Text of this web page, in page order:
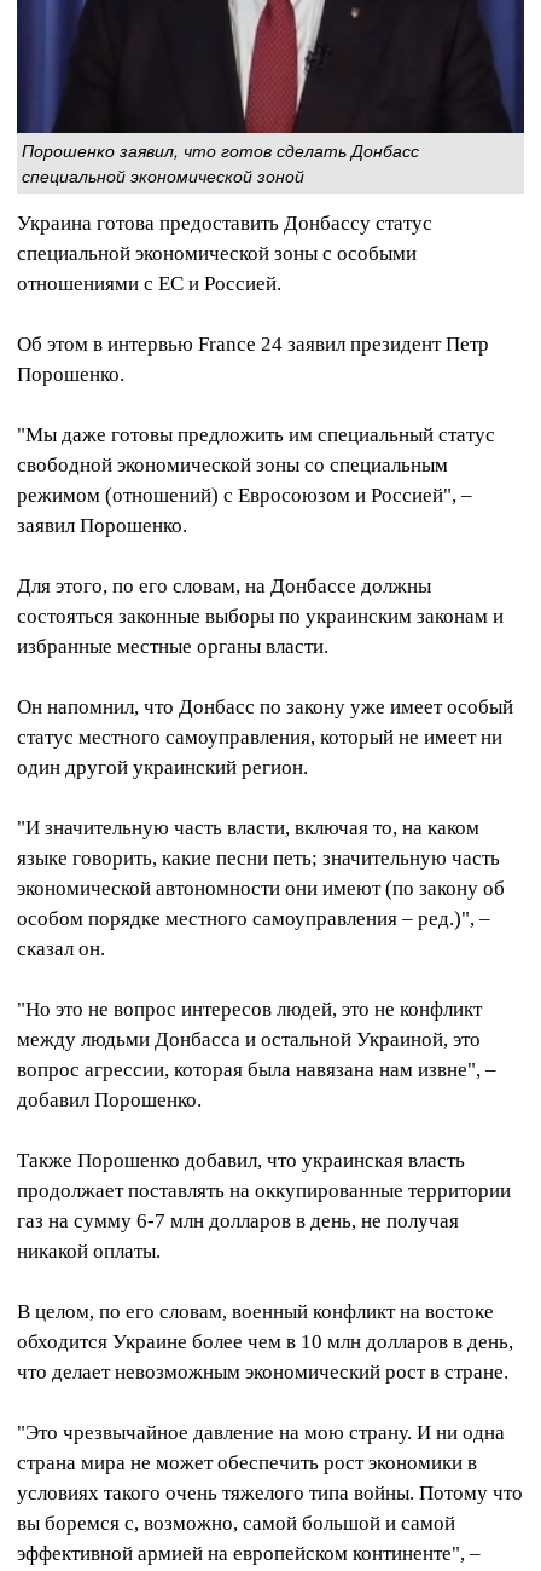
Порошенко заявил, что готов сделать Донбасс
специальной экономической зоной
Украина готова предоставить Донбассу статус
специальной экономической зоны с особыми
отношениями с ЕС и Россией.
Об этом в интервью France 24 заявил президент Петр
Порошенко.
"Мы даже готовы предложить им специальный статус
свободной экономической зоны со специальным
режимом (отношений) с Евросоюзом и Россией", –
заявил Порошенко.
Для этого, по его словам, на Донбассе должны
состояться законные выборы по украинским законам и
избранные местные органы власти.
Он напомнил, что Донбасс по закону уже имеет особый
статус местного самоуправления, который не имеет ни
один другой украинский регион.
"И значительную часть власти, включая то, на каком
языке говорить, какие песни петь; значительную часть
экономической автономности они имеют (по закону об
особом порядке местного самоуправления – ред.)", –
сказал он.
"Но это не вопрос интересов людей, это не конфликт
между людьми Донбасса и остальной Украиной, это
вопрос агрессии, которая была навязана нам извне", –
добавил Порошенко.
Также Порошенко добавил, что украинская власть
продолжает поставлять на оккупированные территории
газ на сумму 6-7 млн долларов в день, не получая
никакой оплаты.
В целом, по его словам, военный конфликт на востоке
обходится Украине более чем в 10 млн долларов в день,
что делает невозможным экономический рост в стране.
"Это чрезвычайное давление на мою страну. И ни одна
страна мира не может обеспечить рост экономики в
условиях такого очень тяжелого типа войны. Потому что
вы боремся с, возможно, самой большой и самой
эффективной армией на европейском континенте", –